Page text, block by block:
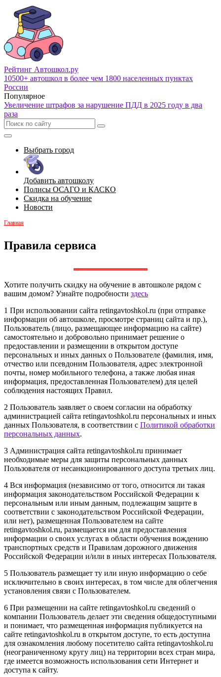
Рейтинг Автошкол.ру
10500+ автошкол в более чем 1800 населенных пунктах
России
Популярное
Увеличение штрафов за нарушение ПДД в 2025 году в два
раза
Выбрать город
Добавить автошколу
Полисы ОСАГО и КАСКО
Скидка на обучение
Новости
Главная
Правила сервиса
Хотите получить скидку на обучение в автошколе рядом с
вашим домом? Узнайте подробности здесь
1 При использовании сайта retingavtoshkol.ru (при отправке
информации об автошколе, просмотре страниц сайта и пр.),
Пользователь (лицо, размещающее информацию на сайте)
самостоятельно и добровольно принимает решение о
предоставлении и размещении в открытом доступе
персональных и иных данных о Пользователе (фамилия, имя,
отчество или псевдоним Пользователя, адрес электронной
почты, номер мобильного телефона, а также любая иная
информация, предоставленная Пользователем) для целей
соблюдения настоящих Правил.
2 Пользователь заявляет о своем согласии на обработку
администрацией сайта retingavtoshkol.ru персональных и иных
данных Пользователя, в соответствии с Политикой обработки
персональных данных.
3 Администрация сайта retingavtoshkol.ru принимает
необходимые меры для защиты персональных данных
Пользователя от несанкционированного доступа третьих лиц.
4 Вся информация (независимо от того, относится ли такая
информация законодательством Российской Федерации к
персональным или иным данным, подлежащим защите в
соответствии с законодательством Российской Федерации,
или нет), размещенная Пользователем на сайте
retingavtoshkol.ru, размещается им для предоставления
информации о своих услугах в области обучения вождению
транспортных средств и Правилам дорожного движения
Российской Федерации и/или в иных интересах Пользователя.
5 Пользователь размещает ту или иную информацию о себе
исключительно в своих интересах, в том числе для облегчения
установления связи с Пользователем.
6 При размещении на сайте retingavtoshkol.ru сведений о
компании Пользователь делает эти сведения общедоступными
и понимает, что размещенная информация публикуется на
сайте retingavtoshkol.ru в открытом доступе, то есть доступна
для ознакомления любому посетителю сайта retingavtoshkol.ru
(неограниченному кругу лиц) на территории всех стран мира,
где имеется возможность использования сети Интернет и
доступа к сайту.